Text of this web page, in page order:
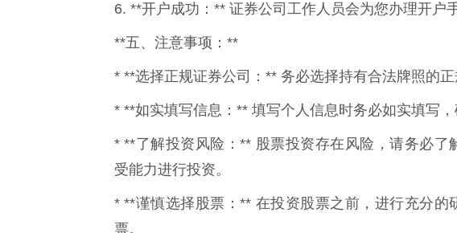
6. **开户成功：** 证券公司工作人员会为您办理开户
**五、注意事项：**
* **选择正规证券公司：** 务必选择持有合法牌照的正
* **如实填写信息：** 填写个人信息时务必如实填写，
* **了解投资风险：** 股票投资存在风险，请务必了
受能力进行投资。
* **谨慎选择股票：** 在投资股票之前，进行充分的
票。